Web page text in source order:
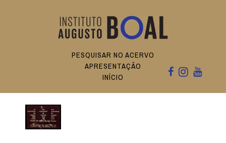
PESQUISAR NO ACERVO
APRESENTAÇÃO
INÍCIO